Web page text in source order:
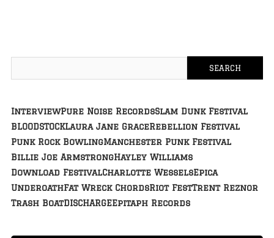
InterviewPure Noise RecordsSlam Dunk Festival
BLOODSTOCKLaura Jane GraceRebellion Festival
Punk Rock BowlingManchester Punk Festival
Billie Joe ArmstrongHayley Williams
Download FestivalCharlotte WesselsEpica
UnderoathFat Wreck ChordsRiot FestTrent Reznor
Trash BoatDISCHARGEEpitaph Records